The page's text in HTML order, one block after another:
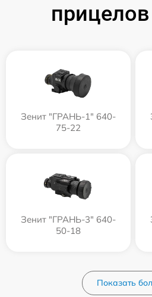
Зенит "ГРАНЬ-1" 640-
75-22
Зенит "ГРАНЬ-3" 640-
50-18
Показать